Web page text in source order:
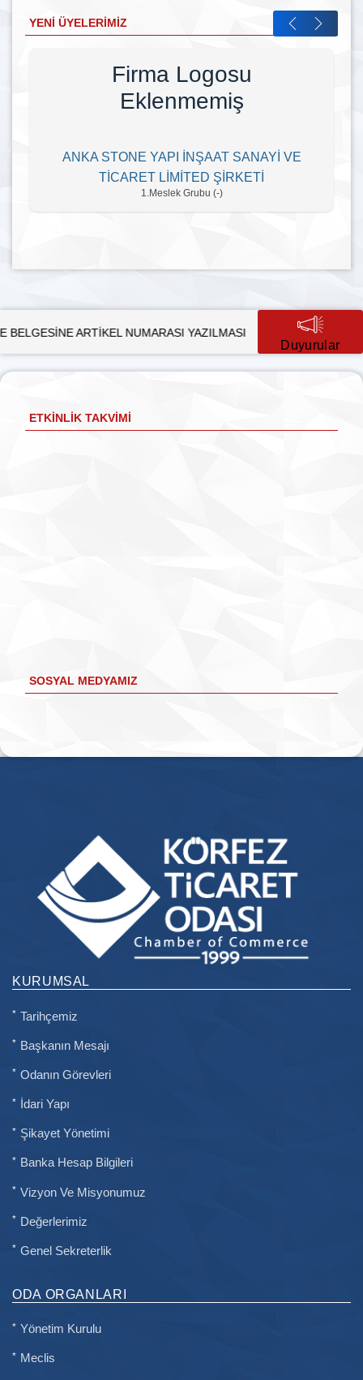
YENI ÜYELERIMIZ
Firma Logosu
Eklenmemiş
ANKA STONE YAPI İNŞAAT SANAYİ VE
TİCARET LİMİTED ŞİRKETİ
1.Meslek Grubu (-)
ARTİKEL NUMARASI YAZILMASI SÜRDÜRÜLEBİLİR
Duyurular
ETKINLIK TAKVIMI
SOSYAL MEDYAMIZ
KURUMSAL
Tarihçemiz
Başkanın Mesajı
Odanın Görevleri
İdari Yapı
Şikayet Yönetimi
Banka Hesap Bilgileri
Vizyon Ve Misyonumuz
Değerlerimiz
Genel Sekreterlik
ODA ORGANLARI
Yönetim Kurulu
Meclis